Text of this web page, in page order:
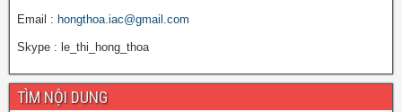
Email : hongthoa.iac@gmail.com
Skype : le_thi_hong_thoa
TÌM NỘI DUNG